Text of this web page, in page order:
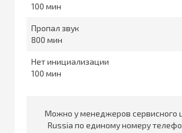
100
Пропал звук
800
Нет инициализации
100
Можно у менеджеров сервисного
Russia по единому номеру